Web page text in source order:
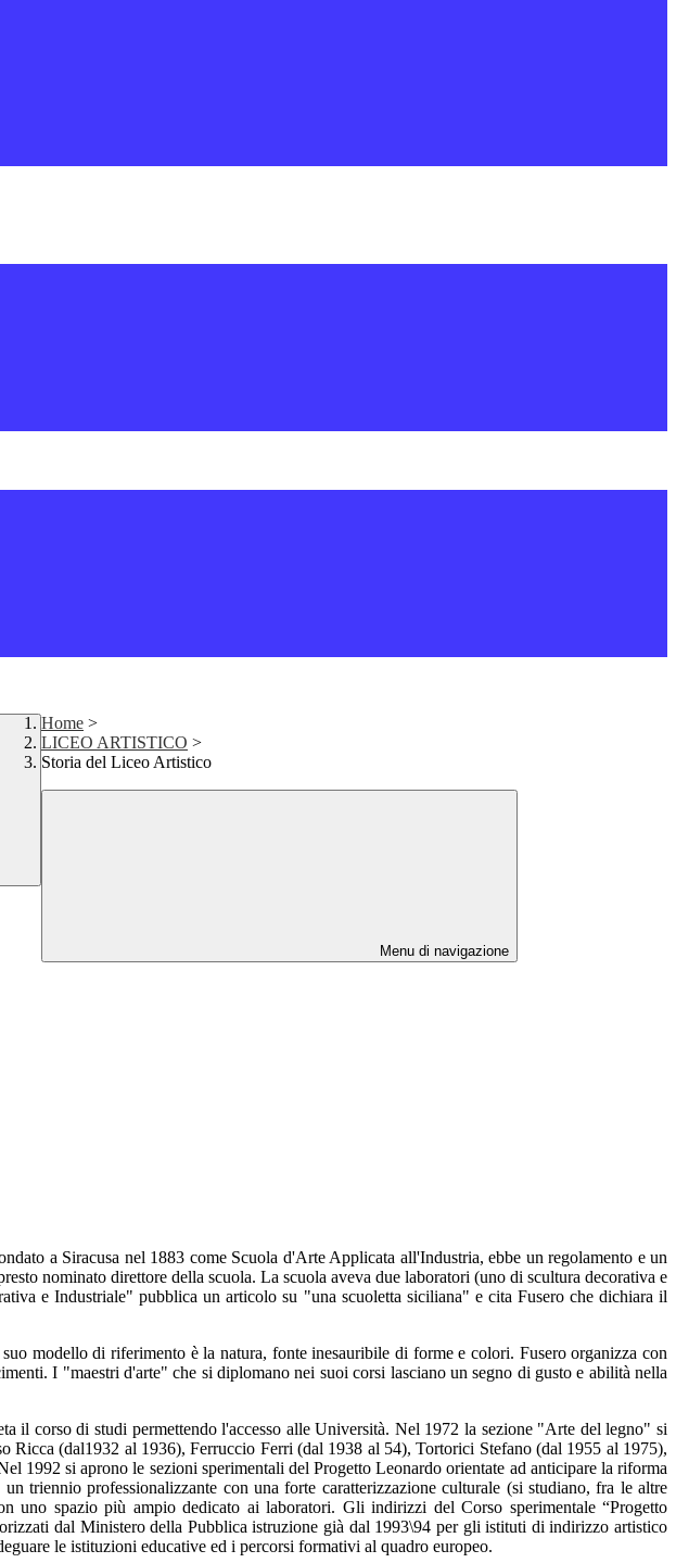
Home >
LICEO ARTISTICO >
Storia del Liceo Artistico
Menu di navigazione
a Siracusa nel 1883 come Scuola d'Arte Applicata all'Industria, ebbe un regolamento e un
nominato direttore della scuola. La scuola aveva due laboratori (uno di scultura decorativa e
e Industriale" pubblica un articolo su "una scuoletta siciliana" e cita Fusero che dichiara il
modello di riferimento è la natura, fonte inesauribile di forme e colori. Fusero organizza con
I "maestri d'arte" che si diplomano nei suoi corsi lasciano un segno di gusto e abilità nella
il corso di studi permettendo l'accesso alle Università. Nel 1972 la sezione "Arte del legno" si
(dal1932 al 1936), Ferruccio Ferri (dal 1938 al 54), Tortorici Stefano (dal 1955 al 1975),
si aprono le sezioni sperimentali del Progetto Leonardo orientate ad anticipare la riforma
triennio professionalizzante con una forte caratterizzazione culturale (si studiano, fra le altre
spazio più ampio dedicato ai laboratori. Gli indirizzi del Corso sperimentale “Progetto
dal Ministero della Pubblica istruzione già dal 1993\94 per gli istituti di indirizzo artistico
le istituzioni educative ed i percorsi formativi al quadro europeo.